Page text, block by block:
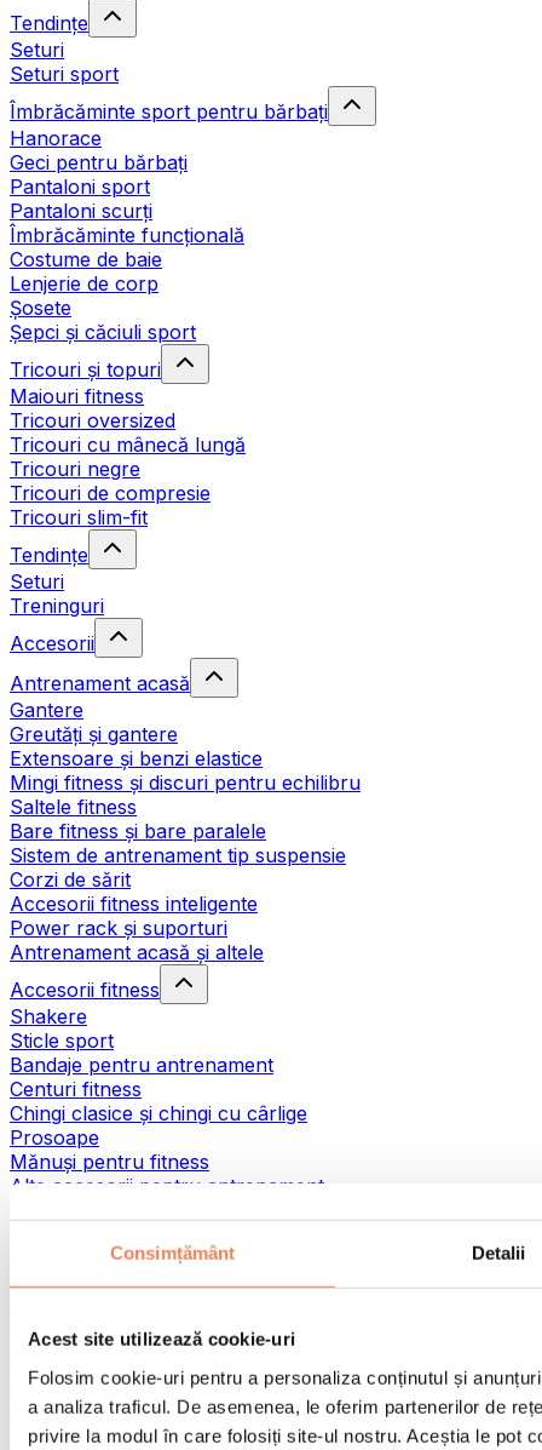
Consimțământ Detalii
Acest site utilizează cookie-uri
Folosim cookie-uri pentru a personaliza conținutul și
a analiza traficul. De asemenea, le oferim partenerilor de
privire la modul în care folosiți site-ul nostru. Aceștia le pot
Tendințe
Seturi
Seturi sport
Îmbrăcăminte sport pentru bărbați
Hanorace
Geci pentru bărbați
Pantaloni sport
Pantaloni scurți
Îmbrăcăminte funcțională
Costume de baie
Lenjerie de corp
Șosete
Șepci și căciuli sport
Tricouri și topuri
Maiouri fitness
Tricouri oversized
Tricouri cu mânecă lungă
Tricouri negre
Tricouri de compresie
Tricouri slim-fit
Tendințe
Seturi
Treninguri
Accesorii
Antrenament acasă
Gantere
Greutăți și gantere
Extensoare și benzi elastice
Mingi fitness și discuri pentru echilibru
Saltele fitness
Bare fitness și bare paralele
Sistem de antrenament tip suspensie
Corzi de sărit
Accesorii fitness inteligente
Power rack și suporturi
Antrenament acasă și altele
Accesorii fitness
Shakere
Sticle sport
Bandaje pentru antrenament
Centuri fitness
Chingi clasice și chingi cu cârlige
Prosoape
Mănuși pentru fitness
Alte accesorii pentru antrenament
Ajutoare pentru reabilitare
Pistoale de masaj
Genți și accesorii pentru alimente
Genți pentru sala de sport
Rucsacuri